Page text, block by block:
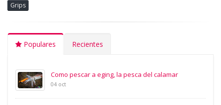
Grips
Populares Recientes
Como pescar a eging, la pesca del calamar
04 oct